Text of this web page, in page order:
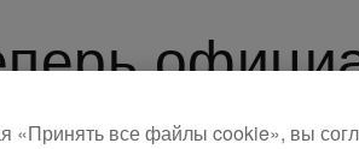
3
«Принять все файлы cookie», вы